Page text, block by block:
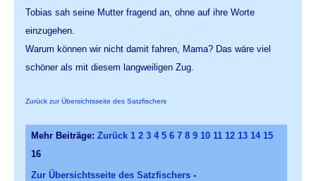
Tobias sah seine Mutter fragend an, ohne auf ihre Worte
einzugehen.
Warum können wir nicht damit fahren, Mama? Das wäre viel
schöner als mit diesem langweiligen Zug.
Zurück zur Übersichtsseite des Satzfischers
Mehr Beiträge: Zurück 1 2 3 4 5 6 7 8 9 10 11 12 13 14 15
16
Zur Übersichtsseite des Satzfischers -